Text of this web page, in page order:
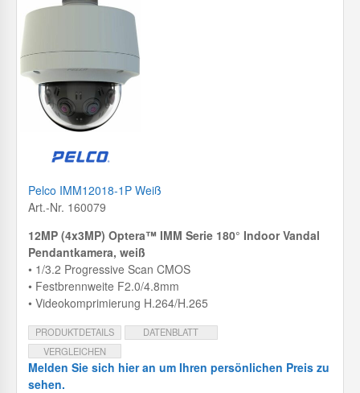
Pelco IMM12018-1P Weiß
Art.-Nr. 160079
12MP (4x3MP) Optera™ IMM Serie 180° Indoor Vandal
Pendantkamera, weiß
• 1/3.2 Progressive Scan CMOS
• Festbrennweite F2.0/4.8mm
• Videokomprimierung H.264/H.265
PRODUKTDETAILS
DATENBLATT
VERGLEICHEN
Melden Sie sich hier an um Ihren persönlichen Preis zu
sehen.